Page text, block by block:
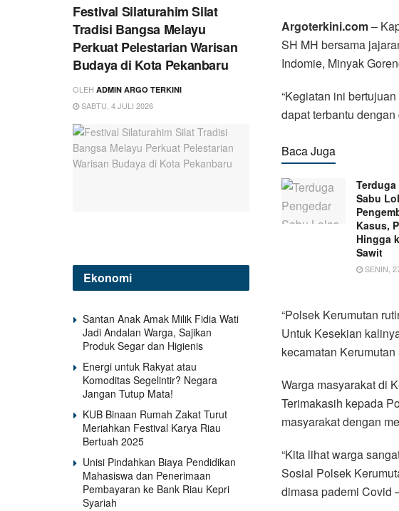
Argoterkini.com–
SH MH bersama
Indomie, Minyak
“Kegiatan ini
dapat terbantu
Baca Juga
Terduga
Sabu
Kasus,
Hingga
Sawit
SENIN,
“Polsek Kerumutan
Untuk Kesekian
kecamatan
Warga masyarakat di
Terimakasih kepada
masyarakat dengan
“Kita lihat warga
Sosial Polsek
dimasa pademi Covid
Festival Silaturahim Silat
Tradisi Bangsa Melayu
Perkuat Pelestarian Warisan
Budaya di Kota Pekanbaru
OLEH ADMIN ARGO TERKINI
SABTU, 4 JULI 2026
Ekonomi
Santan Anak Amak Milik Fidia Wati
Jadi Andalan Warga, Sajikan
Produk Segar dan Higienis
Energi untuk Rakyat atau
Komoditas Segelintir? Negara
Jangan Tutup Mata!
KUB Binaan Rumah Zakat Turut
Meriahkan Festival Karya Riau
Bertuah 2025
Unisi Pindahkan Biaya Pendidikan
Mahasiswa dan Penerimaan
Pembayaran ke Bank Riau Kepri
Syariah